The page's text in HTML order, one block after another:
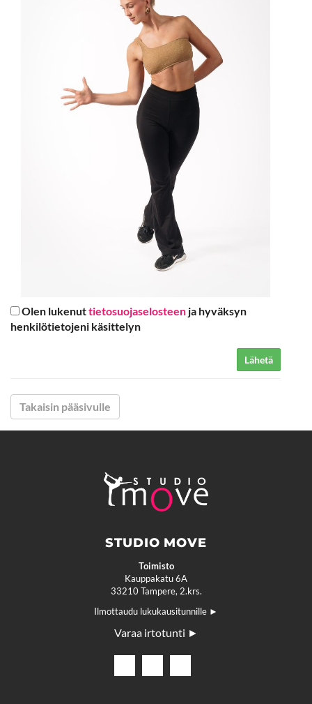
Olen lukenuttietosuojaselosteen ja hyväksyn
henkilötietojeni käsittelyn
Lähetä
Takaisin pääsivulle
STUDIO MOVE
Toimisto
Kauppakatu 6A
33210 Tampere, 2.krs.
Ilmottaudu lukukausitunnille
Varaa irtotunti